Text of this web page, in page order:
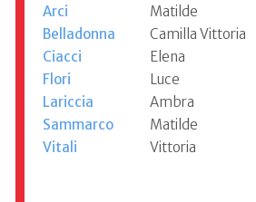
Arci
Matilde
Belladonna
Camilla Vittoria
Ciacci
Elena
Flori
Luce
Lariccia
Ambra
Sammarco
Matilde
Vitali
Vittoria